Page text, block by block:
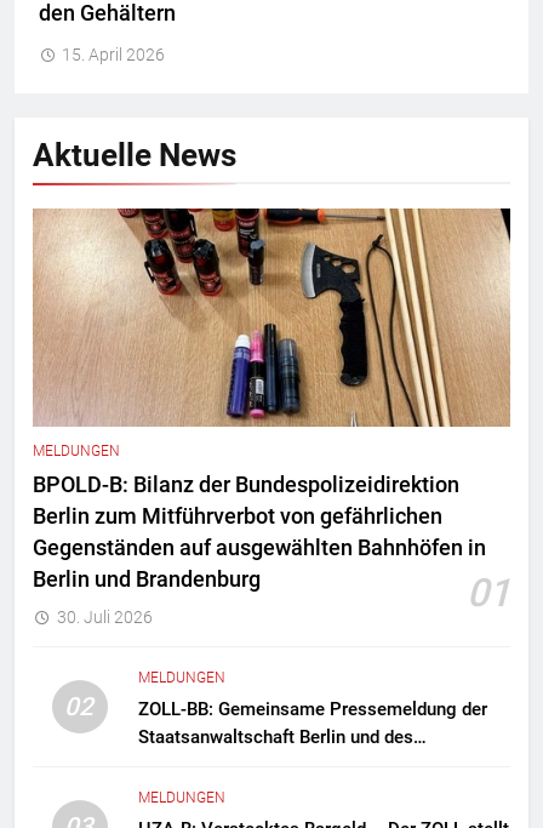
den Gehältern
15. April 2026
Aktuelle News
MELDUNGEN
BPOLD-B: Bilanz der Bundespolizeidirektion
Berlin zum Mitführverbot von gefährlichen
Gegenständen auf ausgewählten Bahnhöfen in
Berlin und Brandenburg
01
30. Juli 2026
02
MELDUNGEN
ZOLL-BB: Gemeinsame Pressemeldung der
Staatsanwaltschaft Berlin und des
Zollfahndung hebt mutmaßliches
Drogenlabor aus
MELDUNGEN